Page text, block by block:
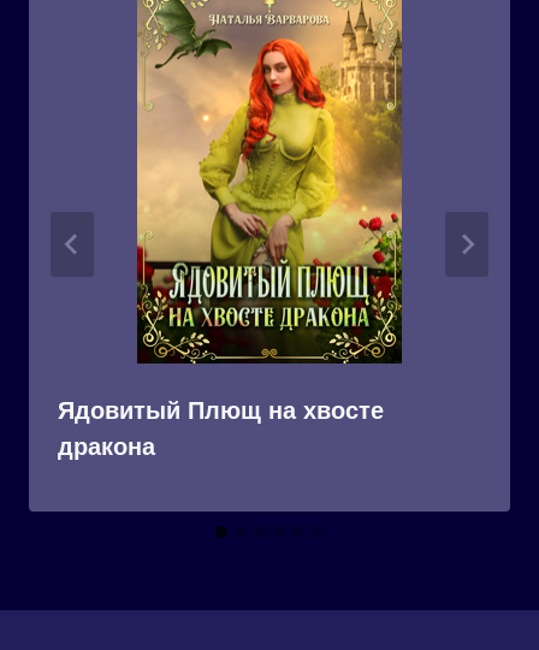
Ядовитый Плющ на хвосте
дракона